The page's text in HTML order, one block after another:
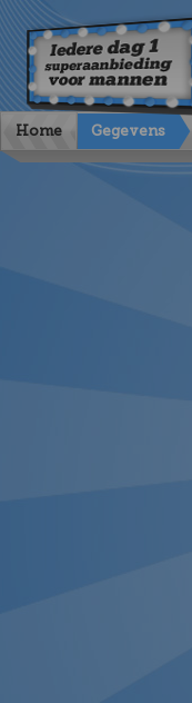
Home Gegevens